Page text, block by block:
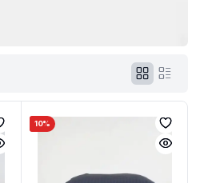
10%